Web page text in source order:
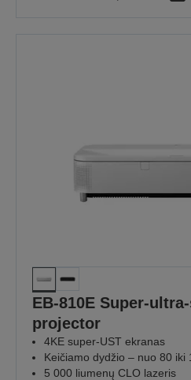
EB-810E Super-
projector
4KE super-UST ekranas
Keičiamo dydžio – nuo 80 iki
5 000 liumenų CLO lazeris